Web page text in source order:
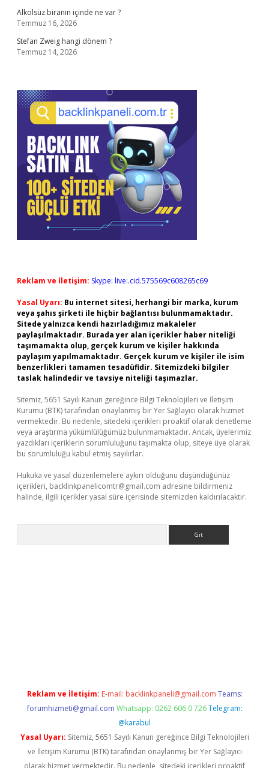
Alkolsüz biranın içinde ne var ?
Temmuz 16, 2026
Stefan Zweig hangi dönem ?
Temmuz 14, 2026
Reklam ve İletişim: Skype: live:.cid.575569c608265c69
Yasal Uyarı: Bu internet sitesi, herhangi bir marka, kurum
veya şahıs şirketi ile hiçbir bağlantısı bulunmamaktadır.
Sitede yalnızca kendi hazırladığımız makaleler
paylaşılmaktadır. Burada yer alan içerikler haber niteliği
taşımamakta olup, gerçek kurum ve kişiler hakkında
paylaşım yapılmamaktadır. Gerçek kurum ve kişiler ile isim
benzerlikleri tamamen tesadüfidir. Sitemizdeki bilgiler
taslak halindedir ve tavsiye niteliği taşımazlar.
Sitemiz, 5651 Sayılı Kanun gereğince Bilgi Teknolojileri ve İletişim
Kurumu (BTK) tarafından onaylanmış bir Yer Sağlayıcı olarak hizmet
vermektedir. Bu nedenle, sitedeki içerikleri proaktif olarak denetleme
veya araştırma yükümlülüğümüz bulunmamaktadır. Ancak, üyelerimiz
yazdıkları içeriklerin sorumluluğunu taşımakta olup, siteye üye olarak
bu sorumluluğu kabul etmiş sayılırlar.
Hukuka ve yasal düzenlemelere aykırı olduğunu düşündüğünüz
içerikleri, backlinkpanelicomtr@gmail.com adresine bildirmeniz
halinde, ilgili içerikler yasal süre içerisinde sitemizden kaldırılacaktır.
Reklam ve İletişim: E-mail: backlinkpaneli@gmail.com Teams:
forumhizmeti@gmail.com Whatsapp: 0262 606 0 726 Telegram:
@karabul
Yasal Uyarı: Sitemiz, 5651 Sayılı Kanun gereğince Bilgi Teknolojileri
ve İletişim Kurumu (BTK) tarafından onaylanmış bir Yer Sağlayıcı
olarak hizmet vermektedir. Bu nedenle, sitedeki içerikleri proaktif